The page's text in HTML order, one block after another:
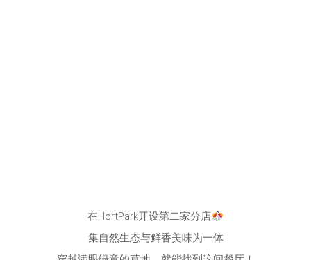
在HortPark开设第二家分店
集自然生态与鲜香美味为一体